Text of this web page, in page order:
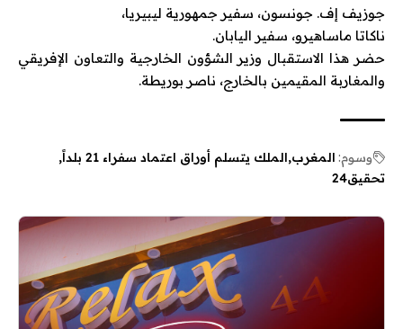
جوزيف إف. جونسون، سفير جمهورية ليبيريا،
ناكاتا ماساهيرو، سفير اليابان.
حضر هذا الاستقبال وزير الشؤون الخارجية والتعاون الإفريقي
والمغاربة المقيمين بالخارج، ناصر بوريطة.
وسوم: المغرب الملك يتسلم أوراق اعتماد سفراء 21 بلداً
تحقيق24